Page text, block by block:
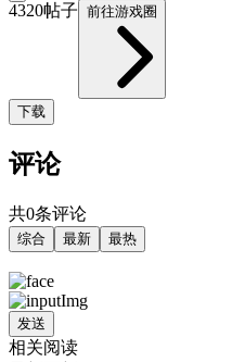
4320帖子 前往游戏圈
下载
评论
共0条评论
综合 最新 最热
发送
相关阅读